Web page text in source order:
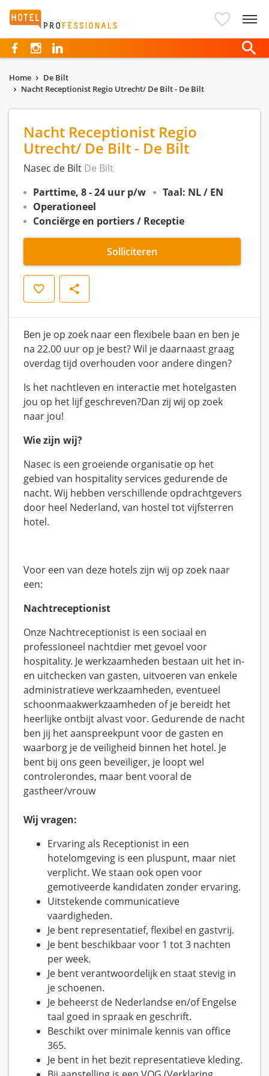
Hotelprofessionals
Home
De Bilt
Nacht Receptionist Regio Utrecht/ De Bilt - De Bilt
Nacht Receptionist Regio
Utrecht/ De Bilt - De Bilt
Nasec de Bilt De Bilt
Parttime, 8 - 24 uur p/w
Taal: NL / EN
Operationeel
Conciërge en portiers / Receptie
Solliciteren
Opslaan Delen
Ben je op zoek naar een flexibele baan en ben je
na 22.00 uur op je best? Wil je daarnaast graag
overdag tijd overhouden voor andere dingen?
Is het nachtleven en interactie met hotelgasten
jou op het lijf geschreven?Dan zij wij op zoek
naar jou!
Wie zijn wij?
Nasec is een groeiende organisatie op het
gebied van hospitality services gedurende de
nacht. Wij hebben verschillende opdrachtgevers
door heel Nederland, van hostel tot vijfsterren
hotel.
Voor een van deze hotels zijn wij op zoek naar
een:
Nachtreceptionist
Onze Nachtreceptionist is een sociaal en
professioneel nachtdier met gevoel voor
hospitality. Je werkzaamheden bestaan uit het in-
en uitchecken van gasten, uitvoeren van enkele
administratieve werkzaamheden, eventueel
schoonmaakwerkzaamheden of je bereidt het
heerlijke ontbijt alvast voor. Gedurende de nacht
ben jij het aanspreekpunt voor de gasten en
waarborg je de veiligheid binnen het hotel. Je
bent bij ons geen beveiliger, je loopt wel
controlerondes, maar bent vooral de
gastheer/vrouw
Wij vragen:
Ervaring als Receptionist in een
hotelomgeving is een pluspunt, maar niet
verplicht. We staan ook open voor
gemotiveerde kandidaten zonder ervaring.
Uitstekende communicatieve
vaardigheden.
Je bent representatief, flexibel en gastvrij.
Je bent beschikbaar voor 1 tot 3 nachten
per week.
Je bent verantwoordelijk en staat stevig in
je schoenen.
Je beheerst de Nederlandse en/of Engelse
taal goed in spraak en geschrift.
Beschikt over minimale kennis van office
365.
Je bent in het bezit representatieve kleding.